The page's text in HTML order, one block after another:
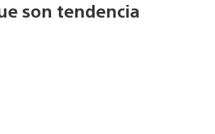
son tendencia